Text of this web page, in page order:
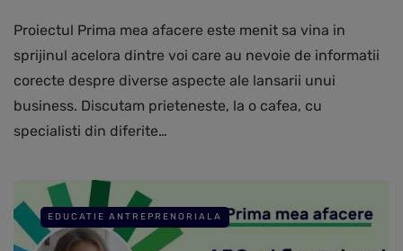
Proiectul Prima mea afacere este menit sa vina in
sprijinul acelora dintre voi care au nevoie de informatii
corecte despre diverse aspecte ale lansarii unui
business. Discutam prieteneste, la o cafea, cu
specialisti din diferite…
EDUCATIE ANTREPRENORIALA